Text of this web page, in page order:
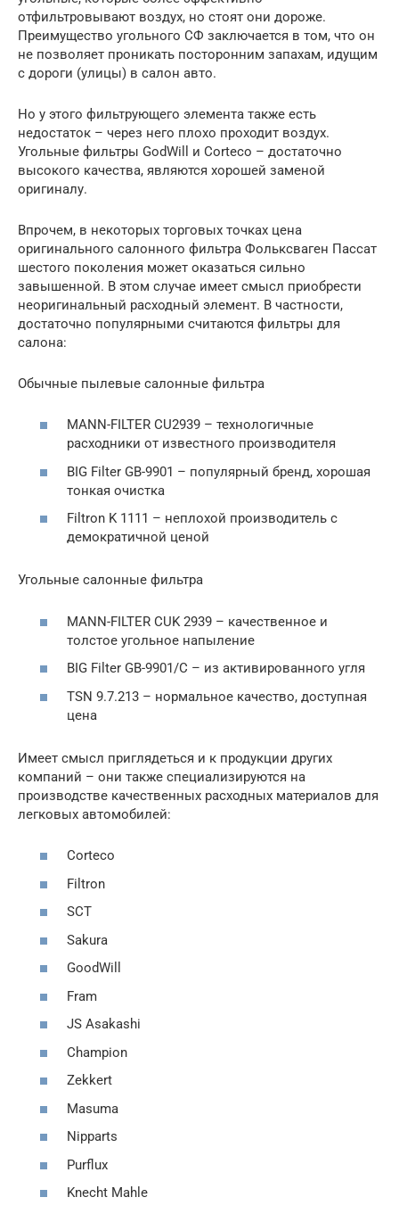
отфильтровывают воздух, но стоят они дороже.
Преимущество угольного СФ заключается в том, что он
не позволяет проникать посторонним запахам, идущим
с дороги (улицы) в салон авто.
Но у этого фильтрующего элемента также есть
недостаток – через него плохо проходит воздух.
Угольные фильтры GodWill и Corteco – достаточно
высокого качества, являются хорошей заменой
оригиналу.
Впрочем, в некоторых торговых точках цена
оригинального салонного фильтра Фольксваген Пассат
шестого поколения может оказаться сильно
завышенной. В этом случае имеет смысл приобрести
неоригинальный расходный элемент. В частности,
достаточно популярными считаются фильтры для
салона:
Обычные пылевые салонные фильтра
MANN-FILTER CU2939 – технологичные
расходники от известного производителя
BIG Filter GB-9901 – популярный бренд, хорошая
тонкая очистка
Filtron K 1111 – неплохой производитель с
демократичной ценой
Угольные салонные фильтра
MANN-FILTER CUK 2939 – качественное и
толстое угольное напыление
BIG Filter GB-9901/C – из активированного угля
TSN 9.7.213 – нормальное качество, доступная
цена
Имеет смысл приглядеться и к продукции других
компаний – они также специализируются на
производстве качественных расходных материалов для
легковых автомобилей:
Corteco
Filtron
SCT
Sakura
GoodWill
Fram
JS Asakashi
Champion
Zekkert
Masuma
Nipparts
Purflux
Knecht Mahle